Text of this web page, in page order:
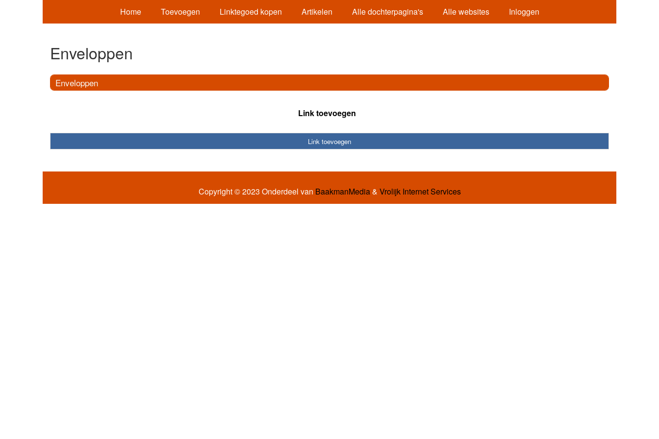
Home Toevoegen Linktegoed kopen Artikelen Alle dochterpagina's Alle websites Inloggen
Enveloppen
Enveloppen
Link toevoegen
Link toevoegen
Copyright © 2023 Onderdeel van BaakmanMedia& Vrolijk Internet Services